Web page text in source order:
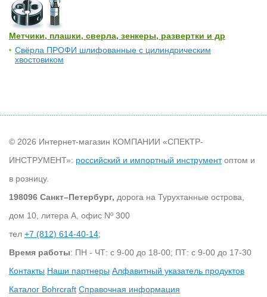
Метчики, плашки, сверла, зенкеры, развертки и др
Свёрла ПРОФИ шлифованные с цилиндрическим
хвостовиком
© 2026 Интернет-магазин КОМПАНИИ «СПЕКТР-
ИНСТРУМЕНТ»: российский и импортный инструментоптом и
в розницу.
198096 Санкт–Петербург, дорога на Турухтанные острова,
дом 10, литера А, офис Nº 300
тел +7 (812) 614-40-14;
Время работы: ПН - ЧТ: с 9-00 до 18-00; ПТ: с 9-00 до 17-30
Контакты Наши партнеры Алфавитный указатель продуктов
Каталог Bohrcraft Справочная информация